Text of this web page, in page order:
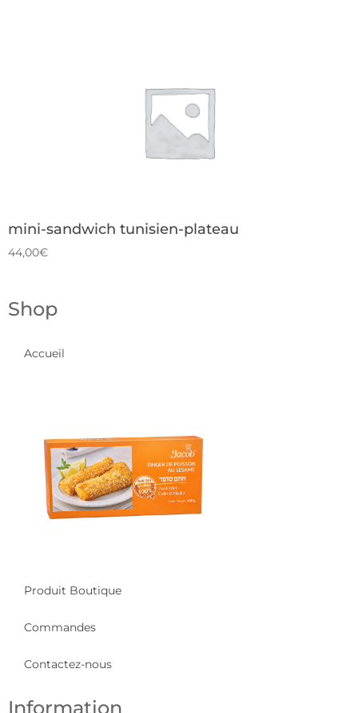
mini-sandwich tunisien-plateau
44,00€
Shop
Accueil
Produit Boutique
Commandes
Contactez-nous
Information